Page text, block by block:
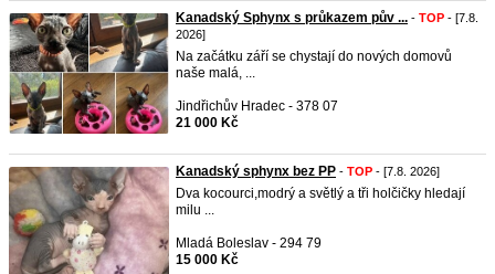
Kanadský Sphynx s průkazem pův ... - TOP - [7.8.
2026]
Na začátku září se chystají do nových domovů
naše malá, ...
Jindřichův Hradec - 378 07
21 000 Kč
Kanadský sphynx bez PP - TOP - [7.8. 2026]
Dva kocourci,modrý a světlý a tři holčičky hledají
milu ...
Mladá Boleslav - 294 79
15 000 Kč